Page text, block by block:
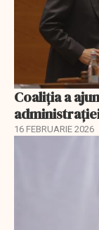
Coaliția a
16 FEBRUARIE 2026